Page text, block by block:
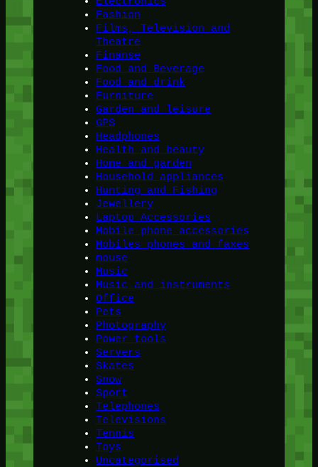
Fashion
Films, Television and
Theatre
Finanse
Food and Beverage
Food and drink
Furniture
Garden and leisure
GPS
Headphones
Health and beauty
Home and garden
Household appliances
Hunting and Fishing
Jewellery
Laptop Accessories
Mobile phone accessories
Mobiles phones and faxes
mouse
Music
Music and instruments
Office
Pets
Photography
Power tools
Servers
Skates
Snow
Sport
Telephones
Televisions
Tennis
Toys
Uncategorised